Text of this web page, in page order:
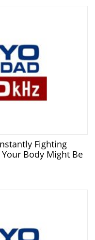
Fighting
Your Body Might Be